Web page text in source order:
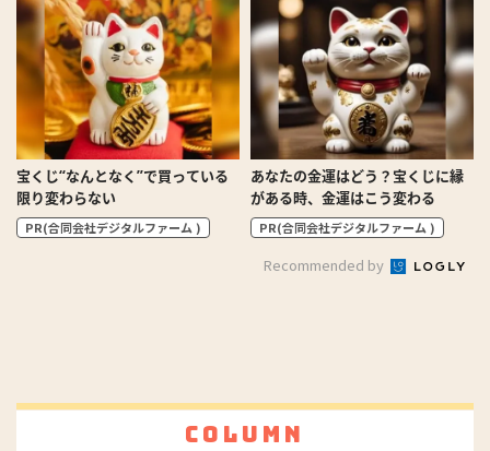
宝くじ“なんとなく”で買っている
限り変わらない
PR(合同会社デジタルファーム )
あなたの金運はどう？宝くじに縁
がある時、金運はこう変わる
PR(合同会社デジタルファーム )
Recommended by
Column